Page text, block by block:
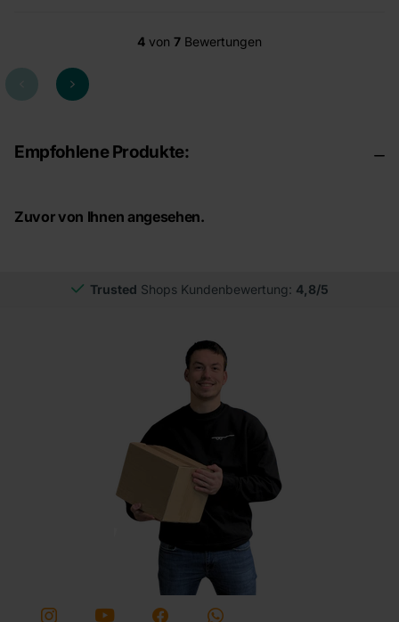
4 von 7 Bewertungen
Empfohlene Produkte:
Zuvor von Ihnen angesehen.
Trusted Shops Kundenbewertung: 4,8/5